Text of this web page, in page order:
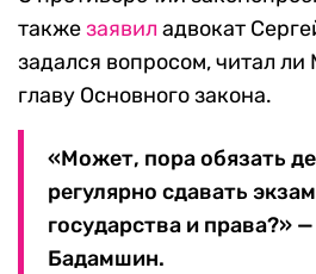
такжезаявил адвокат
задался вопросом, читал
главу Основного закона.
«Может, пора обязать
регулярно сдавать
государства и права?»
Бадамшин.